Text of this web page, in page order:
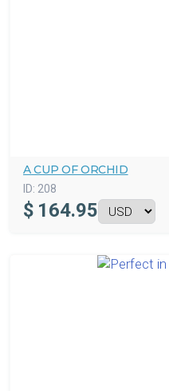
A CUP OF ORCHID
ID: 208
$ 164.95